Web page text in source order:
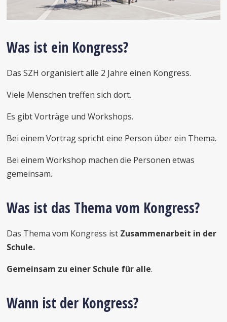
Was ist ein Kongress?
Das SZH organisiert alle 2 Jahre einen Kongress.
Viele Menschen treffen sich dort.
Es gibt Vorträge und Workshops.
Bei einem Vortrag spricht eine Person über ein Thema.
Bei einem Workshop machen die Personen etwas
gemeinsam.
Was ist das Thema vom Kongress?
Das Thema vom Kongress ist Zusammenarbeit in der
Schule.
Gemeinsam zu einer Schule für alle.
Wann ist der Kongress?